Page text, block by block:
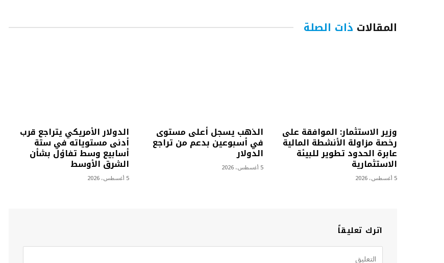
المقالات ذات الصلة
وزير الاستثمار: الموافقة على
رخصة مزاولة الأنشطة المالية
عابرة الحدود تطوير للبيئة
الاستثمارية
5 أغسطس، 2026
الذهب يسجل أعلى مستوى
في أسبوعين بدعم من تراجع
الدولار
5 أغسطس، 2026
الدولار الأمريكي يتراجع قرب
أدنى مستوياته في ستة
أسابيع وسط تفاؤل بشأن
الشرق الأوسط
5 أغسطس، 2026
اترك تعليقاً